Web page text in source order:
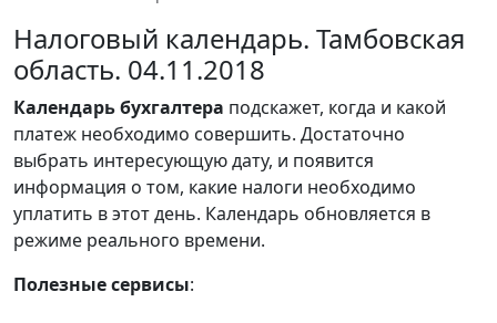
Налоговый календарь. Тамбовская
область. 04.11.2018
Календарьбухгалтера подскажет, когда и какой
платеж необходимо совершить. Достаточно
выбрать интересующую дату, и появится
информация о том, какие налоги необходимо
уплатить в этот день. Календарь обновляется в
режиме реального времени.
Полезные сервисы: